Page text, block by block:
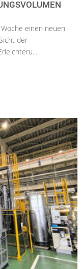
einen neuen
der